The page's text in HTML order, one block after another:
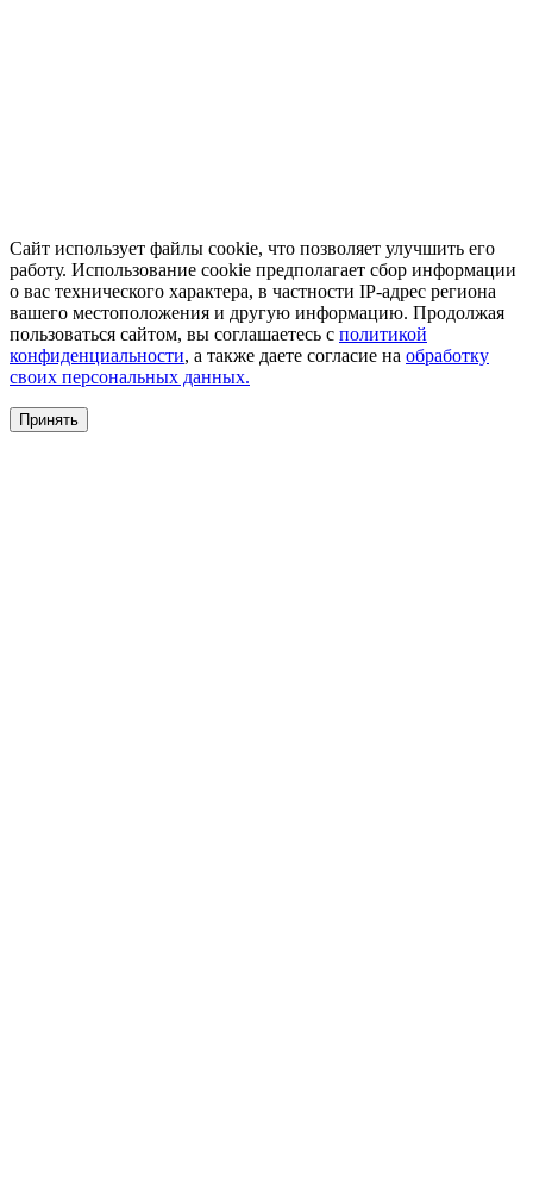
Сайт использует файлы cookie, что позволяет улучшить его
работу. Использование cookie предполагает сбор информации
о вас технического характера, в частности IP-адрес региона
вашего местоположения и другую информацию. Продолжая
пользоваться сайтом, вы соглашаетесь с политикой
конфиденциальности, а также даете согласие на обработку
своих персональных данных.
Принять